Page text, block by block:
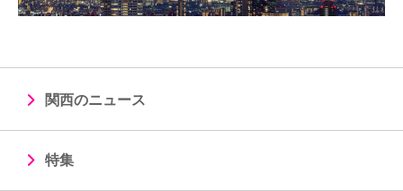
関西のニュース
特集